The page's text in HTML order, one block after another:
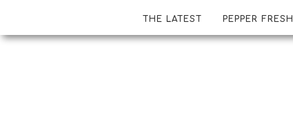
THE LATEST PEPPER FRESH